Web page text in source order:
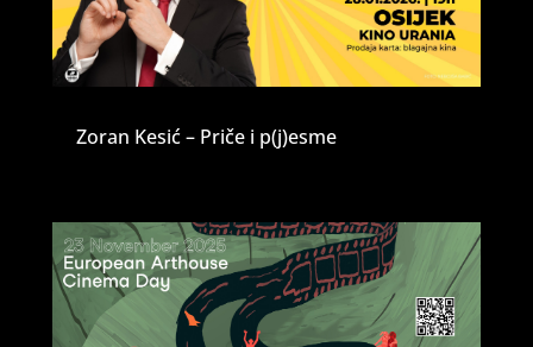
Zoran Kesić – Priče i p(j)esme